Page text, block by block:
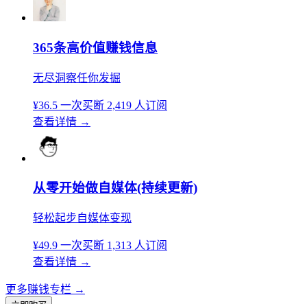
365条高价值赚钱信息
无尽洞察任你发掘
¥36.5 一次买断 2,419 人订阅
查看详情 →
从零开始做自媒体(持续更新)
轻松起步自媒体变现
¥49.9 一次买断 1,313 人订阅
查看详情 →
更多赚钱专栏 →